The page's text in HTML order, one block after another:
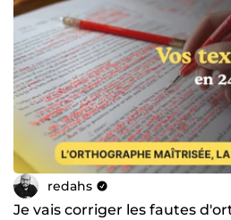
redahs
Je vais corriger les fautes